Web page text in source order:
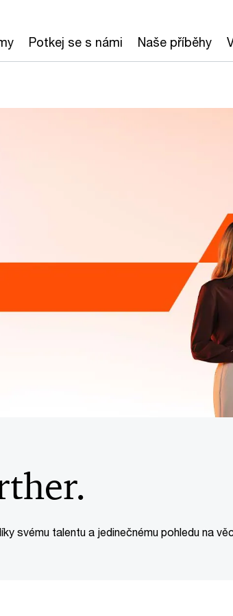
Potkej se s námi Naše příběhy
svému talentu a jedinečnému pohledu na